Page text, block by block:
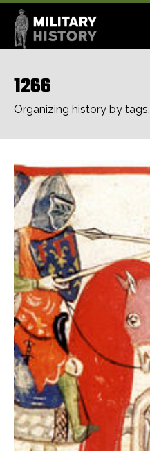
1266
Organizing history by tags.